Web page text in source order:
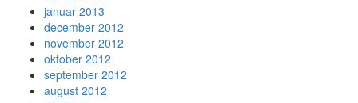
januar 2013
december 2012
november 2012
oktober 2012
september 2012
august 2012